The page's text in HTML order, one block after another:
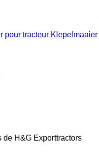
pour tracteur Klepelmaaier
H&G Exporttractors